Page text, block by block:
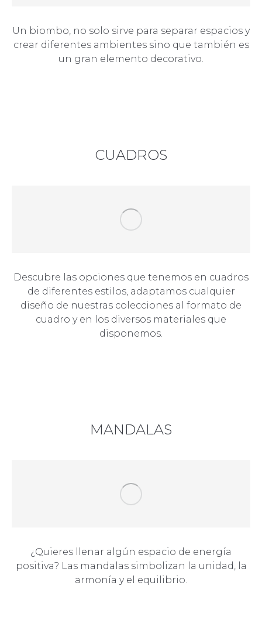
Un biombo, no solo sirve para separar espacios y
crear diferentes ambientes sino que también es
un gran elemento decorativo.
CUADROS
Descubre las opciones que tenemos en cuadros
de diferentes estilos, adaptamos cualquier
diseño de nuestras colecciones al formato de
cuadro y en los diversos materiales que
disponemos.
MANDALAS
¿Quieres llenar algún espacio de energía
positiva? Las mandalas simbolizan la unidad, la
armonía y el equilibrio.